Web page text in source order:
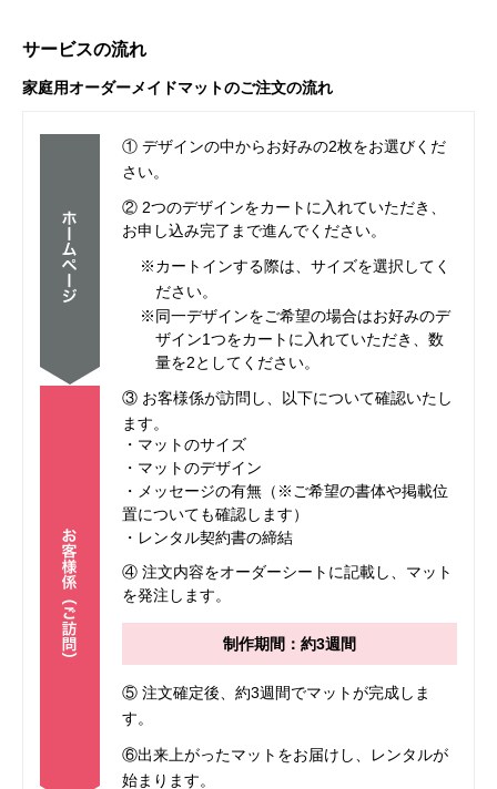
サービスの流れ
家庭用オーダーメイドマットのご注文の流れ
① デザインの中からお好みの2枚をお選びくだ
さい。
② 2つのデザインをカートに入れていただき、
お申し込み完了まで進んでください。
※カートインする際は、サイズを選択してく
ださい。
※同一デザインをご希望の場合はお好みのデ
ザイン1つをカートに入れていただき、数
量を2としてください。
③ お客様係が訪問し、以下について確認いたし
ます。
・マットのサイズ
・マットのデザイン
・メッセージの有無（※ご希望の書体や掲載位
置についても確認します）
・レンタル契約書の締結
④ 注文内容をオーダーシートに記載し、マット
を発注します。
制作期間：約3週間
⑤ 注文確定後、約3週間でマットが完成しま
す。
⑥出来上がったマットをお届けし、レンタルが
始まります。